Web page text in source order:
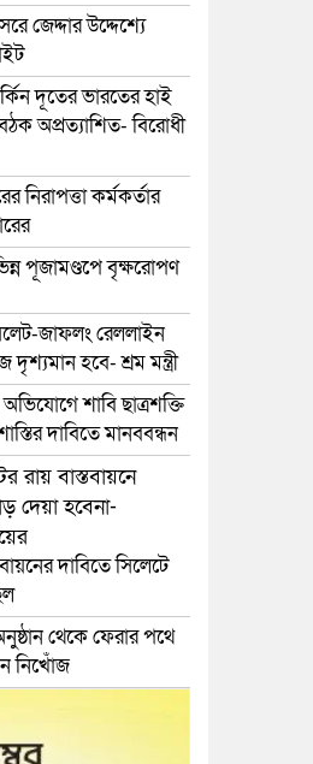
জেদ্দার উদ্দেশ্যে
দূতের ভারতের হাই
অপ্রত্যাশিত- বিরোধী
নিরাপত্তা কর্মকর্তার
পূজামণ্ডপে বৃক্ষরোপণ
জাফলং রেললাইন
দৃশ্যমান হবে- শ্রম মন্ত্রী
শাবি ছাত্রশক্তি
দাবিতে মানববন্ধন
রায় বাস্তবায়নে
দেয়া হবেনা-
দাবিতে সিলেটে
থেকে ফেরার পথে
নিখোঁজ